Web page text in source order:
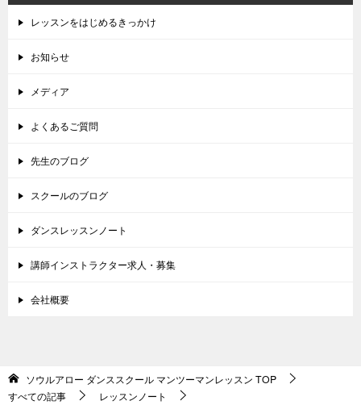
レッスンをはじめるきっかけ
お知らせ
メディア
よくあるご質問
先生のブログ
スクールのブログ
ダンスレッスンノート
講師インストラクター求人・募集
会社概要
ソウルアロー ダンススクール マンツーマンレッスン TOP
すべての記事
レッスンノート